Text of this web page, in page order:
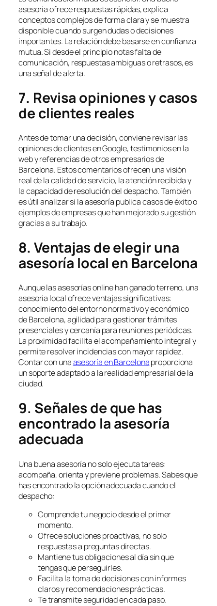
asesoría ofrece respuestas rápidas, explica
conceptos complejos de forma clara y se muestra
disponible cuando surgen dudas o decisiones
importantes. La relación debe basarse en confianza
mutua. Si desde el principio notas falta de
comunicación, respuestas ambiguas o retrasos, es
una señal de alerta.
7. Revisa opiniones y casos
de clientes reales
Antes de tomar una decisión, conviene revisar las
opiniones de clientes en Google, testimonios en la
web y referencias de otros empresarios de
Barcelona. Estos comentarios ofrecen una visión
real de la calidad de servicio, la atención recibida y
la capacidad de resolución del despacho. También
es útil analizar si la asesoría publica casos de éxito o
ejemplos de empresas que han mejorado su gestión
gracias a su trabajo.
8. Ventajas de elegir una
asesoría local en Barcelona
Aunque las asesorías online han ganado terreno, una
asesoría local ofrece ventajas significativas:
conocimiento del entorno normativo y económico
de Barcelona, agilidad para gestionar trámites
presenciales y cercanía para reuniones periódicas.
La proximidad facilita el acompañamiento integral y
permite resolver incidencias con mayor rapidez.
Contar con unaasesoría en Barcelonaproporciona
un soporte adaptado a la realidad empresarial de la
ciudad.
9. Señales de que has
encontrado la asesoría
adecuada
Una buena asesoría no solo ejecuta tareas:
acompaña, orienta y previene problemas. Sabes que
has encontrado la opción adecuada cuando el
despacho:
Comprende tu negocio desde el primer
momento.
Ofrece soluciones proactivas, no solo
respuestas a preguntas directas.
Mantiene tus obligaciones al día sin que
tengas que perseguirles.
Facilita la toma de decisiones con informes
claros y recomendaciones prácticas.
Te transmite seguridad en cada paso.